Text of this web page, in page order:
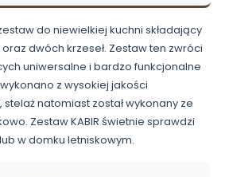
do niewielkiej kuchni składający
dwóch krzeseł. Zestaw ten zwróci
uniwersalne i bardzo funkcjonalne
z wysokiej jakości
stelaż natomiast został wykonany ze
Zestaw KABIR świetnie sprawdzi
w domku letniskowym.